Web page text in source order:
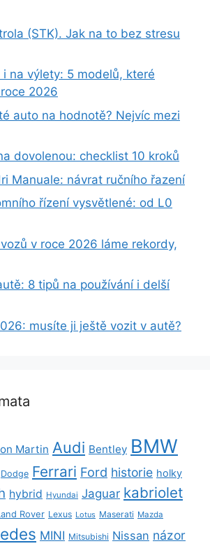
(STK). Jak na to bez stresu
na výlety: 5 modelů, které
2026
auto na hodnotě? Nejvíc mezi
dovolenou: checklist 10 kroků
Manuale: návrat ručního řazení
řízení vysvětlené: od L0
v roce 2026 láme rekordy,
8 tipů na používání i delší
musíte ji ještě vozit v autě?
Martin Audi Bentley BMW
Dodge Ferrari Ford historie holky
hybrid Hyundai Jaguar kabriolet
Rover Lexus Lotus Maserati Mazda
MINI Mitsubishi Nissan názor